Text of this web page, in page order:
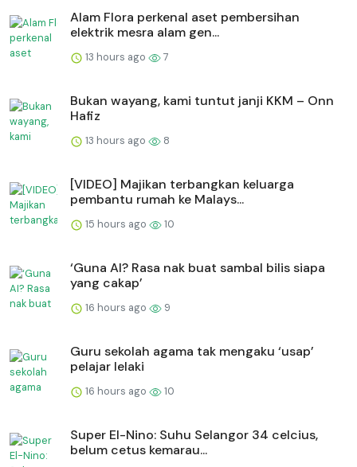
Alam Flora perkenal aset pembersihan
elektrik mesra alam gen...
13 hours ago 7
Bukan wayang, kami tuntut janji KKM – Onn
Hafiz
13 hours ago 8
[VIDEO] Majikan terbangkan keluarga
pembantu rumah ke Malays...
15 hours ago 10
‘Guna AI? Rasa nak buat sambal bilis siapa
yang cakap’
16 hours ago 9
Guru sekolah agama tak mengaku ‘usap’
pelajar lelaki
16 hours ago 10
Super El-Nino: Suhu Selangor 34 celcius,
belum cetus kemarau...